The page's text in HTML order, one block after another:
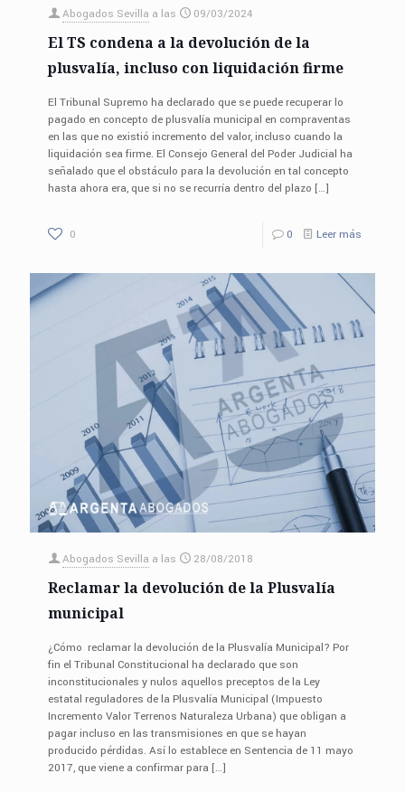
Abogados Sevilla a las 09/03/2024
El TS condena a la devolución de la
plusvalía, incluso con liquidación firme
El Tribunal Supremo ha declarado que se puede recuperar lo
pagado en concepto de plusvalía municipal en compraventas
en las que no existió incremento del valor, incluso cuando la
liquidación sea firme. El Consejo General del Poder Judicial ha
señalado que el obstáculo para la devolución en tal concepto
hasta ahora era, que si no se recurría dentro del plazo […]
0 0 Leer más
Abogados Sevilla a las 28/08/2018
Reclamar la devolución de la Plusvalía
municipal
¿Cómo reclamar la devolución de la Plusvalía Municipal? Por
fin el Tribunal Constitucional ha declarado que son
inconstitucionales y nulos aquellos preceptos de la Ley
estatal reguladores de la Plusvalía Municipal (Impuesto
Incremento Valor Terrenos Naturaleza Urbana) que obligan a
pagar incluso en las transmisiones en que se hayan
producido pérdidas. Así lo establece en Sentencia de 11 mayo
2017, que viene a confirmar para […]